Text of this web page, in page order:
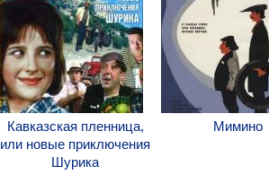
Кавказская пленница,
или новые приключения
Шурика
Мимино